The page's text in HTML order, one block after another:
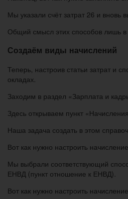
Мы указали счёт затрат 26 и вновь
Общий смысл этих способов лишь в
Создаём виды начислений
Теперь, настроив статьи затрат и
окладах.
Заходим в раздел «Зарплата и
Здесь открываем пункт
Наша задача создать в этом
Вот как нужно настроить
Мы выбрали соответствующий
ЕНВД (пункт отношение к ЕНВД).
Вот как нужно настроить